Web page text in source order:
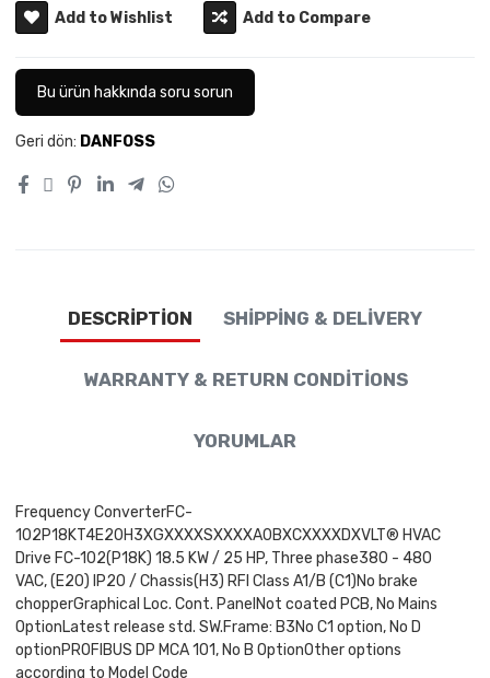
Add to Wishlist Add to Compare
Bu ürün hakkında soru sorun
Geri dön: DANFOSS
DESCRIPTION SHIPPING & DELIVERY
WARRANTY & RETURN CONDITIONS
YORUMLAR
Frequency ConverterFC-
102P18KT4E20H3XGXXXXSXXXXA0BXCXXXXDXVLT® HVAC
Drive FC-102(P18K) 18.5 KW / 25 HP, Three phase380 - 480
VAC, (E20) IP20 / Chassis(H3) RFI Class A1/B (C1)No brake
chopperGraphical Loc. Cont. PanelNot coated PCB, No Mains
OptionLatest release std. SW.Frame: B3No C1 option, No D
optionPROFIBUS DP MCA 101, No B OptionOther options
according to Model Code